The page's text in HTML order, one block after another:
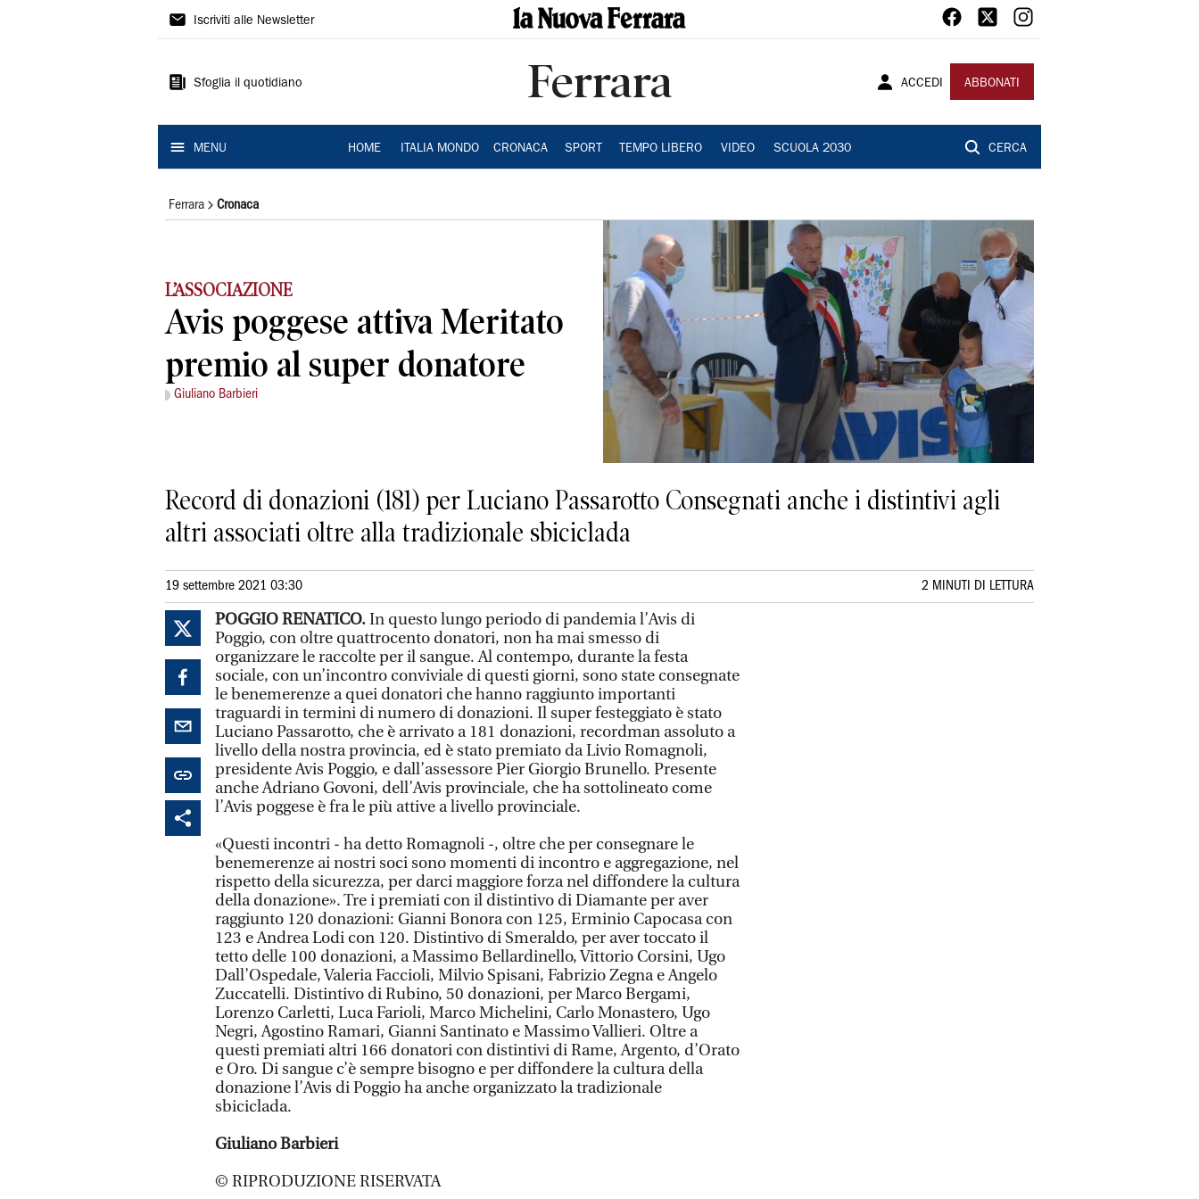
La
Ferrara
Iscriviti alle Newsletter
Sfoglia il quotidiano Ferrara ACCEDI ABBONATI
MENU HOME ITALIA MONDO CRONACA SPORT TEMPO LIBERO VIDEO SCUOLA 2030 CERCA
Ferrara Cronaca
L’ASSOCIAZIONE
Avis poggese attiva Meritato
premio al super donatore
Giuliano Barbieri
Record di donazioni (181) per Luciano Passarotto Consegnati anche i distintivi agli
altri associati oltre alla tradizionale sbiciclada
19 settembre 2021 03:30 2 MINUTI DI LETTURA
POGGIO RENATICO.In questo lungo periodo di pandemia l’Avis di
Poggio, con oltre quattrocento donatori, non ha mai smesso di
organizzare le raccolte per il sangue. Al contempo, durante la festa
sociale, con un’incontro conviviale di questi giorni, sono state consegnate
le benemerenze a quei donatori che hanno raggiunto importanti
traguardi in termini di numero di donazioni. Il super festeggiato è stato
Luciano Passarotto, che è arrivato a 181 donazioni, recordman assoluto a
livello della nostra provincia, ed è stato premiato da Livio Romagnoli,
presidente Avis Poggio, e dall’assessore Pier Giorgio Brunello. Presente
anche Adriano Govoni, dell’Avis provinciale, che ha sottolineato come
l’Avis poggese è fra le più attive a livello provinciale.
«Questi incontri - ha detto Romagnoli -, oltre che per consegnare le
benemerenze ai nostri soci sono momenti di incontro e aggregazione, nel
rispetto della sicurezza, per darci maggiore forza nel diffondere la cultura
della donazione». Tre i premiati con il distintivo di Diamante per aver
raggiunto 120 donazioni: Gianni Bonora con 125, Erminio Capocasa con
123 e Andrea Lodi con 120. Distintivo di Smeraldo, per aver toccato il
tetto delle 100 donazioni, a Massimo Bellardinello, Vittorio Corsini, Ugo
Dall’Ospedale, Valeria Faccioli, Milvio Spisani, Fabrizio Zegna e Angelo
Zuccatelli. Distintivo di Rubino, 50 donazioni, per Marco Bergami,
Lorenzo Carletti, Luca Farioli, Marco Michelini, Carlo Monastero, Ugo
Negri, Agostino Ramari, Gianni Santinato e Massimo Vallieri. Oltre a
questi premiati altri 166 donatori con distintivi di Rame, Argento, d’Orato
e Oro. Di sangue c’è sempre bisogno e per diffondere la cultura della
donazione l’Avis di Poggio ha anche organizzato la tradizionale
sbiciclada.
Giuliano Barbieri
© RIPRODUZIONE RISERVATA